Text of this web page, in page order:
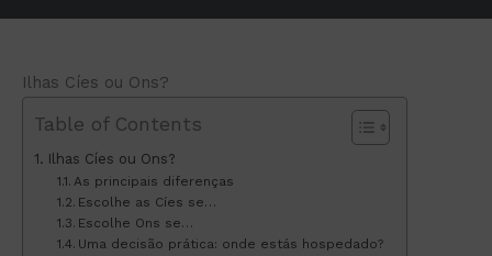
Ilhas Cíes ou Ons?
Table of Contents
Ilhas Cíes ou Ons?
As principais diferenças
Escolhe as Cíes se…
Escolhe Ons se…
Uma decisão prática: onde estás hospedado?